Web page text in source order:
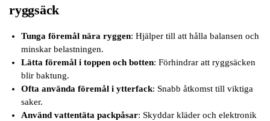
ryggsäck
Tunga föremål nära ryggen: Hjälper till att hålla balansen och
minskar belastningen.
Lätta föremål i toppen och botten: Förhindrar att ryggsäcken
blir baktung.
Ofta använda föremål i ytterfack: Snabb åtkomst till viktiga
saker.
Använd vattentäta packpåsar: Skyddar kläder och elektronik